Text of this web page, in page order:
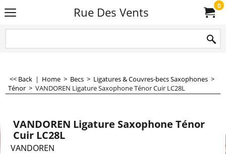
Rue Des Vents 0
<< Back | Home > Becs > Ligatures & Couvres-becs Saxophones >
Ténor > VANDOREN Ligature Saxophone Ténor Cuir LC28L
VANDOREN Ligature Saxophone Ténor
Cuir LC28L
VANDOREN